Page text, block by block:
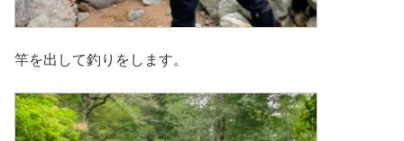
竿を出して釣りをします。